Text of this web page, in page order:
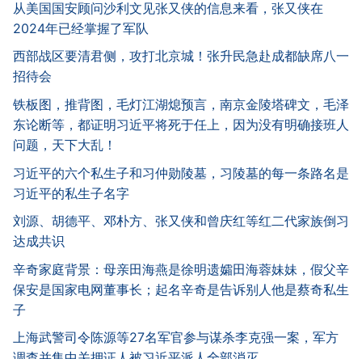
从美国国安顾问沙利文见张又侠的信息来看，张又侠在
2024年已经掌握了军队
西部战区要清君侧，攻打北京城！张升民急赴成都缺席八一
招待会
铁板图，推背图，毛灯江湖熄预言，南京金陵塔碑文，毛泽
东论断等，都证明习近平将死于任上，因为没有明确接班人
问题，天下大乱！
习近平的六个私生子和习仲勋陵墓，习陵墓的每一条路名是
习近平的私生子名字
刘源、胡德平、邓朴方、张又侠和曾庆红等红二代家族倒习
达成共识
辛奇家庭背景：母亲田海燕是徐明遗孀田海蓉妹妹，假父辛
保安是国家电网董事长；起名辛奇是告诉别人他是蔡奇私生
子
上海武警司令陈源等27名军官参与谋杀李克强一案，军方